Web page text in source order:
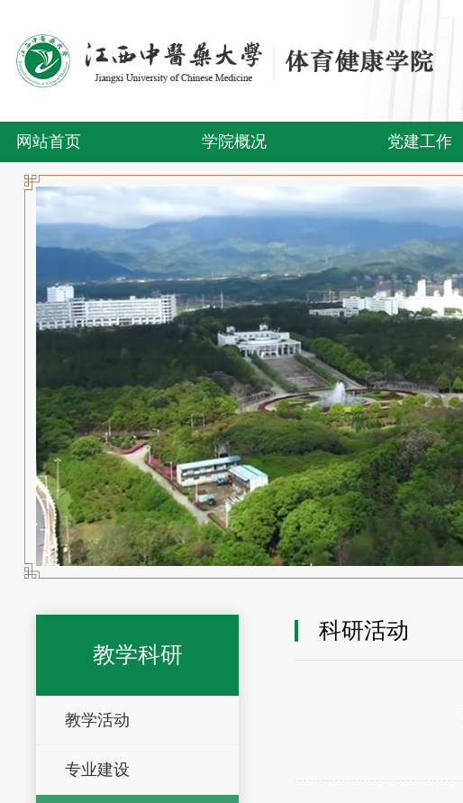
网站首页 学院概况 党建工作
教学科研
教学活动
专业建设
科研活动